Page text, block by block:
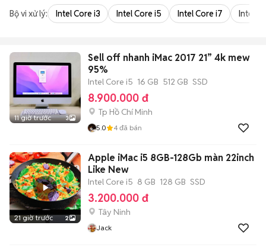
Bộ vi xử lý: Intel Core i3 Intel Core i5 Intel Core i7 Intel
11 giờ trước 3
Sell off nhanh iMac 2017 21” 4k mew
95%
Intel Core i5 16 GB 512 GB SSD
8.900.000 đ
Tp Hồ Chí Minh
5.0 4 đã bán
21 giờ trước 2
Apple iMac i5 8GB-128Gb màn 22inch
Like New
Intel Core i5 8 GB 128 GB SSD
3.200.000 đ
Tây Ninh
Jack